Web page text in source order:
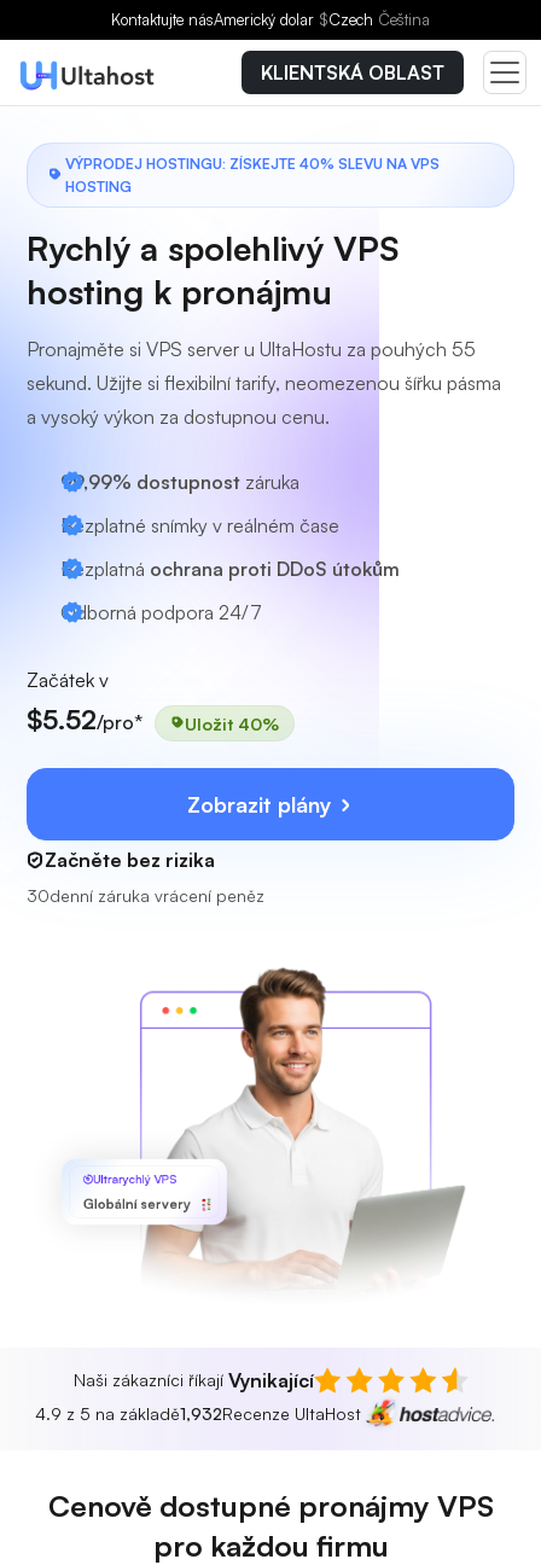
Kontaktujte násAmerický dolar $Czech Čeština
KLIENTSKÁ OBLAST
VÝPRODEJ HOSTINGU: ZÍSKEJTE 40% SLEVU NA VPS
HOSTING
Rychlý a spolehlivý VPS
hosting k pronájmu
Pronajměte si VPS server u UltaHostu za pouhých 55
sekund. Užijte si flexibilní tarify, neomezenou šířku pásma
a vysoký výkon za dostupnou cenu.
99,99% dostupnost záruka
Bezplatné snímky v reálném čase
Bezplatná ochrana proti DDoS útokům
Odborná podpora 24/7
Začátek v
$5.52/pro* Uložit 40%
Zobrazit plány
Začněte bez rizika
30denní záruka vrácení peněz
Ultrarychlý VPS
Globální servery
Naši zákazníci říkají Vynikající
4.9 z 5 na základě1,932Recenze UltaHost
Cenově dostupné pronájmy VPS
pro každou firmu